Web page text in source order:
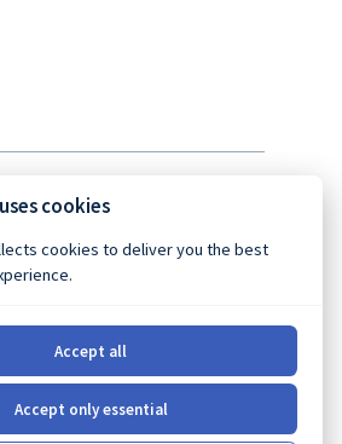
cookies
cookies to deliver you the best
Accept all
Accept only essential